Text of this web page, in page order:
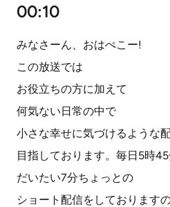
00:10
みなさーん、おはぺこー!
この放送では
お役立ちの方に加えて
何気ない日常の中で
小さな幸せに気づけるような
目指しております。毎日5時
だいたい7分ちょっとの
ショート配信をしております